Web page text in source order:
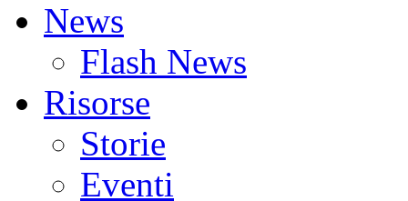
News
Flash News
Risorse
Storie
Eventi